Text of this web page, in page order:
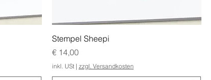
Stempel Sheepi
Preis
€ 14,00
inkl. USt| zzgl. Versandkosten